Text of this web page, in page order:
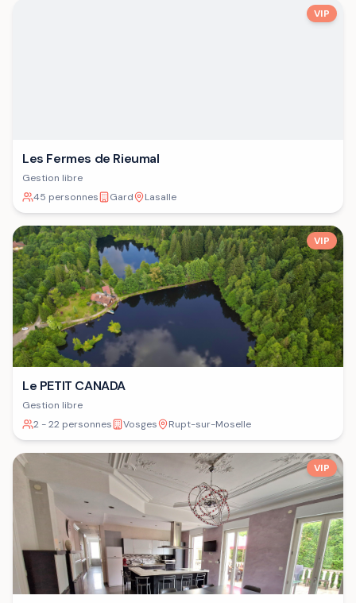
VIP
Les Fermes de Rieumal
Gestion libre
45 personnes
Gard Lasalle
VIP
Le PETIT CANADA
Gestion libre
2 - 22 personnes
Vosges Rupt-sur-Moselle
VIP